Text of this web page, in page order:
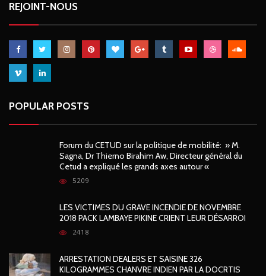
REJOINT-NOUS
POPULAR POSTS
Forum du CETUD sur la politique de mobilité: » M.
Sagna, Dr Thierno Birahim Aw, Directeur général du
Cetud a expliqué les grands axes autour «
5209
LES VICTIMES DU GRAVE INCENDIE DE NOVEMBRE
2018 PACK LAMBAYE PIKINE CRIENT LEUR DÉSARROI
2418
ARRESTATION DEALERS ET SAISINE 326
KILOGRAMMES CHANVRE INDIEN PAR LA DOCRTIS